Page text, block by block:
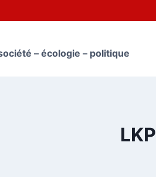
– écologie – politique
LKP